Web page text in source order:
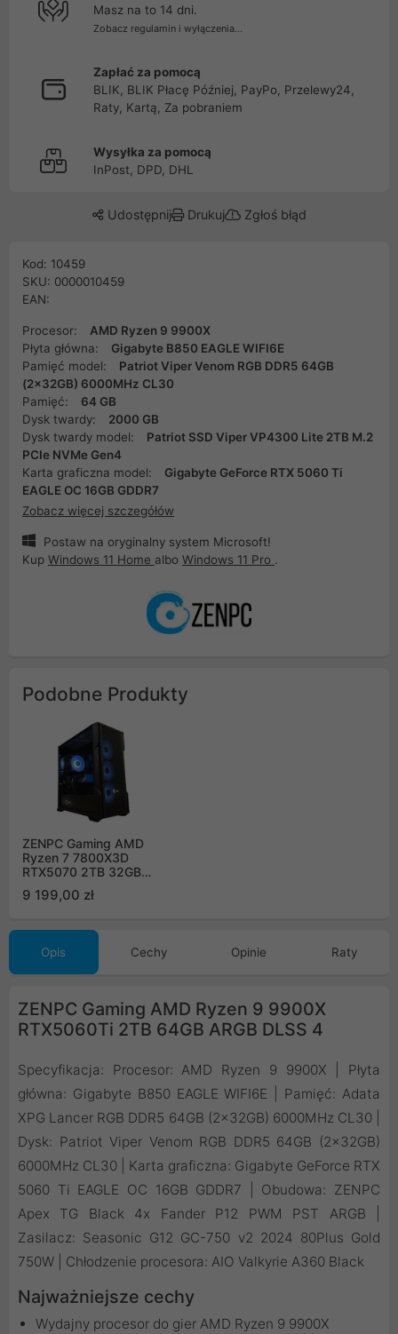
Masz na to 14 dni.
Zobacz regulamin i wyłączenia...
Zapłać za pomocą
BLIK, BLIK Płacę Później, PayPo, Przelewy24,
Raty, Kartą, Za pobraniem
Wysyłka za pomocą
InPost, DPD, DHL
Udostępnij Drukuj Zgłoś błąd
Kod: 10459
SKU: 0000010459
EAN:
Procesor:
AMD Ryzen 9 9900X
Płyta główna:
Gigabyte B850 EAGLE WIFI6E
Pamięć model:
Patriot Viper Venom RGB DDR5 64GB
(2x32GB) 6000MHz CL30
Pamięć:
64 GB
Dysk twardy:
2000 GB
Dysk twardy model:
Patriot SSD Viper VP4300 Lite 2TB M.2
PCIe NVMe Gen4
Karta graficzna model:
Gigabyte GeForce RTX 5060 Ti
EAGLE OC 16GB GDDR7
Zobacz więcej szczegółów
Postaw na oryginalny system Microsoft!
Kup Windows 11 Home albo Windows 11 Pro .
Podobne Produkty
ZENPC Gaming AMD
Ryzen 7 7800X3D
RTX5070 2TB 32GB
DLSS 4
9 199,00 zł
Opis Cechy Opinie Raty
ZENPC Gaming AMD Ryzen 9 9900X
RTX5060Ti 2TB 64GB ARGB DLSS 4
Specyfikacja: Procesor: AMD Ryzen 9 9900X | Płyta
główna: Gigabyte B850 EAGLE WIFI6E | Pamięć: Adata
XPG Lancer RGB DDR5 64GB (2x32GB) 6000MHz CL30 |
Dysk: Patriot Viper Venom RGB DDR5 64GB (2x32GB)
6000MHz CL30 | Karta graficzna: Gigabyte GeForce RTX
5060 Ti EAGLE OC 16GB GDDR7 | Obudowa: ZENPC
Apex TG Black 4x Fander P12 PWM PST ARGB |
Zasilacz: Seasonic G12 GC-750 v2 2024 80Plus Gold
750W | Chłodzenie procesora: AIO Valkyrie A360 Black
Najważniejsze cechy
Wydajny procesor do gier AMD Ryzen 9 9900X